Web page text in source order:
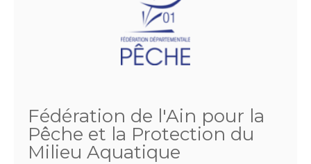
Fédération de l'Ain pour la
Pêche et la Protection du
Milieu Aquatique